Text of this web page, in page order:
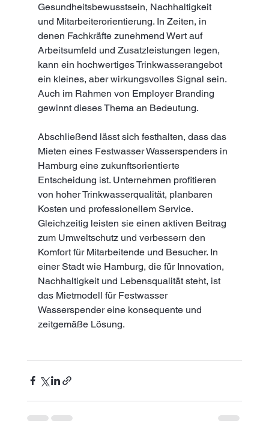
Gesundheitsbewusstsein, Nachhaltigkeit
und Mitarbeiterorientierung. In Zeiten, in
denen Fachkräfte zunehmend Wert auf
Arbeitsumfeld und Zusatzleistungen legen,
kann ein hochwertiges Trinkwasserangebot
ein kleines, aber wirkungsvolles Signal sein.
Auch im Rahmen von Employer Branding
gewinnt dieses Thema an Bedeutung.
Abschließend lässt sich festhalten, dass das
Mieten eines Festwasser Wasserspenders in
Hamburg eine zukunftsorientierte
Entscheidung ist. Unternehmen profitieren
von hoher Trinkwasserqualität, planbaren
Kosten und professionellem Service.
Gleichzeitig leisten sie einen aktiven Beitrag
zum Umweltschutz und verbessern den
Komfort für Mitarbeitende und Besucher. In
einer Stadt wie Hamburg, die für Innovation,
Nachhaltigkeit und Lebensqualität steht, ist
das Mietmodell für Festwasser
Wasserspender eine konsequente und
zeitgemäße Lösung.